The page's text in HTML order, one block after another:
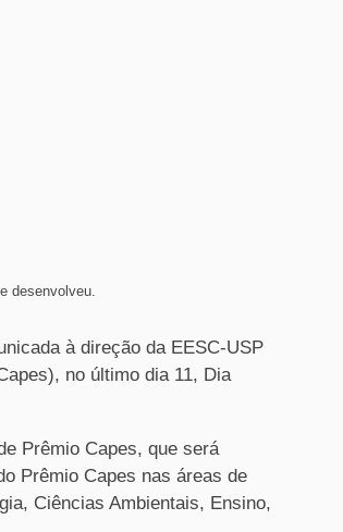
desenvolveu.
à direção da EESC-USP
no último dia 11, Dia
Prêmio Capes, que será
Prêmio Capes nas áreas de
Ciências Ambientais, Ensino,